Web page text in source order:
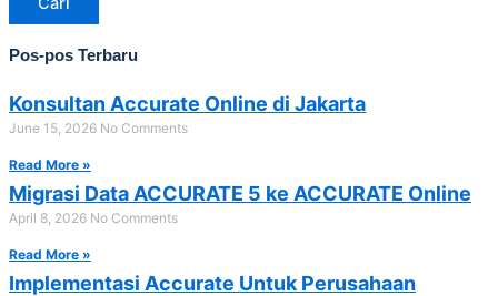
Pos-pos Terbaru
Konsultan Accurate Online di Jakarta
June 15, 2026 No Comments
Read More »
Migrasi Data ACCURATE 5 ke ACCURATE Online
April 8, 2026 No Comments
Read More »
Implementasi Accurate Untuk Perusahaan